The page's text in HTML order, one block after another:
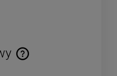
kosztów płatności